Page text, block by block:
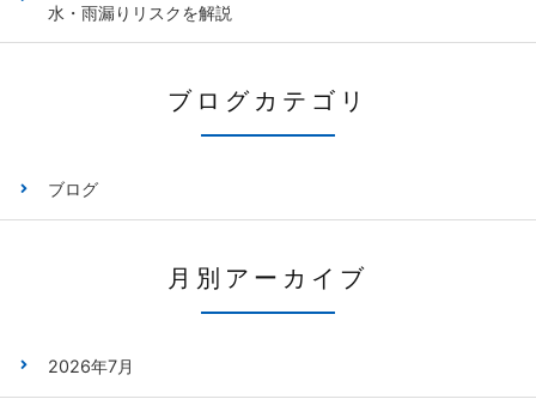
水・雨漏りリスクを解説
ブログカテゴリ
ブログ
月別アーカイブ
2026年7月